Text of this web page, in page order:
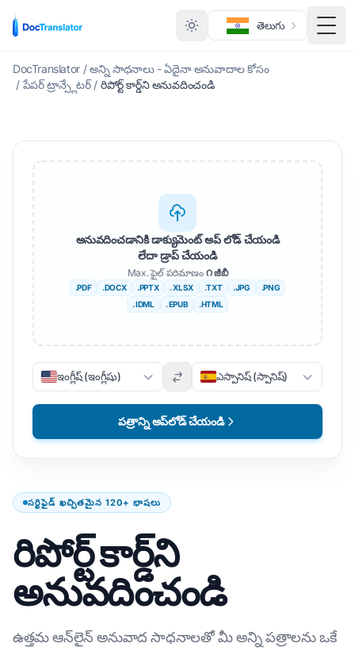
తెలుగు
DocTranslator / అన్ని సాధనాలు - ఏదైనా అనువాదాల కోసం
/ పేపర్ ట్రాన్స్లేటర్ / రిపోర్ట్ కార్డ్‌ని అనువదించండి
సర్టిఫైడ్ ఖచ్చితమైన 120+ భాషలు
రిపోర్ట్ కార్డ్‌ని
అనువదించండి
ఉత్తమ ఆన్‌లైన్ అనువాద సాధనాలతో మీ అన్ని పత్రాలను ఒకే
అనువదించడానికి డాక్యుమెంట్ అప్ లోడ్ చేయండి
లేదా డ్రాప్ చేయండి
Max. ఫైల్ పరిమాణం ౧ జీబీ
.PDF .DOCX .PPTX . XLSX .TXT .JPG
.PNG
. IDML
. EPUB .HTML
ఇంగ్లీష్ (ఇంగ్లీషు) ఎస్పానిష్ (స్పానిష్)
పత్రాన్ని అప్‌లోడ్ చేయండి